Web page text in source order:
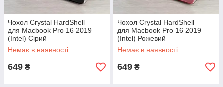
Чохол Crystal HardShell
для Macbook Pro 16 2019
(Intel) Сірий
Немає в наявності
649 ₴
Чохол Crystal HardShell
для Macbook Pro 16 2019
(Intel) Рожевий
Немає в наявності
649 ₴